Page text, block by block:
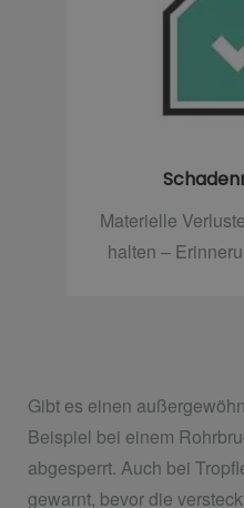
Materielle
halten –
Gibt es einen
Beispiel bei einem
abgesperrt. Auch bei
gewarnt, bevor die